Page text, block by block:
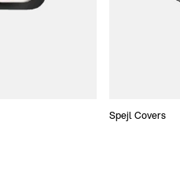
Spejl Covers